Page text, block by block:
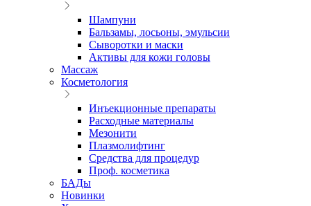
Шампуни
Бальзамы, лосьоны, эмульсии
Сыворотки и маски
Активы для кожи головы
Массаж
Косметология
Инъекционные препараты
Расходные материалы
Мезонити
Плазмолифтинг
Средства для процедур
Проф. косметика
БАДы
Новинки